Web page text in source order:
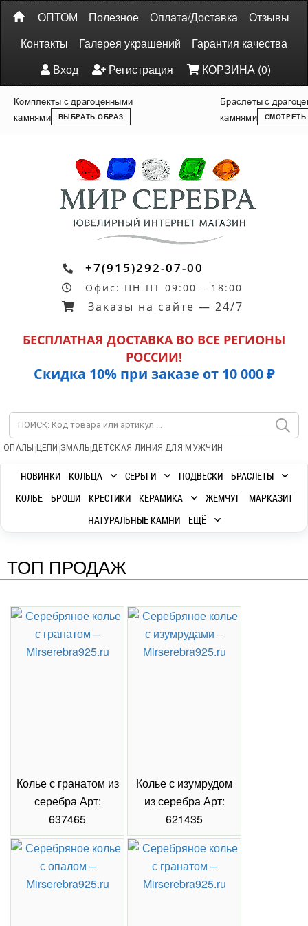
ОПТОМ Полезное Оплата/Доставка
Отзывы
Контакты
Галерея украшений
Гарантия качества
Вход
Регистрация КОРЗИНА (0)
Комплекты с драгоценными
камнями
ВЫБРАТЬ ОБРАЗ
Браслеты с
камнями
СМОТРЕТЬ
+7(915)292-07-00
Офис: ПН-ПТ 09:00 – 18:00
Заказы на сайте — 24/7
БЕСПЛАТНАЯ ДОСТАВКА ВО ВСЕ РЕГИОНЫ
РОССИИ!
Скидка 10% при заказе от 10 000 ₽
ОПАЛЫ | ЦЕПИ |ЭМАЛЬ|ДЕТСКАЯ ЛИНИЯ |ДЛЯ МУЖЧИН
НОВИНКИ КОЛЬЦА СЕРЬГИ ПОДВЕСКИ
БРАСЛЕТЫ
КОЛЬЕ
БРОШИ КРЕСТИКИ КЕРАМИКА ЖЕМЧУГ
МАРКАЗИТ
НАТУРАЛЬНЫЕ КАМНИ
ЕЩЁ
ТОП ПРОДАЖ
Колье с гранатом из
серебра Арт:
637465
Колье с изумрудом
из серебра Арт:
621435